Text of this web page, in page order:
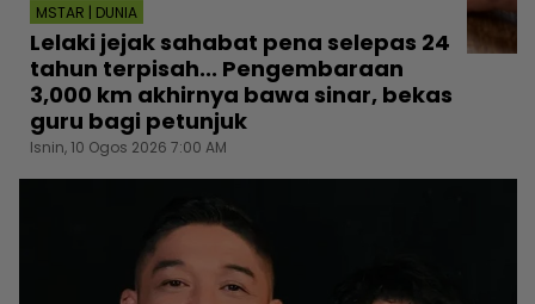
MSTAR | DUNIA
Lelaki jejak sahabat pena selepas 24
tahun terpisah... Pengembaraan
3,000 km akhirnya bawa sinar, bekas
guru bagi petunjuk
Isnin, 10 Ogos 2026 7:00 AM